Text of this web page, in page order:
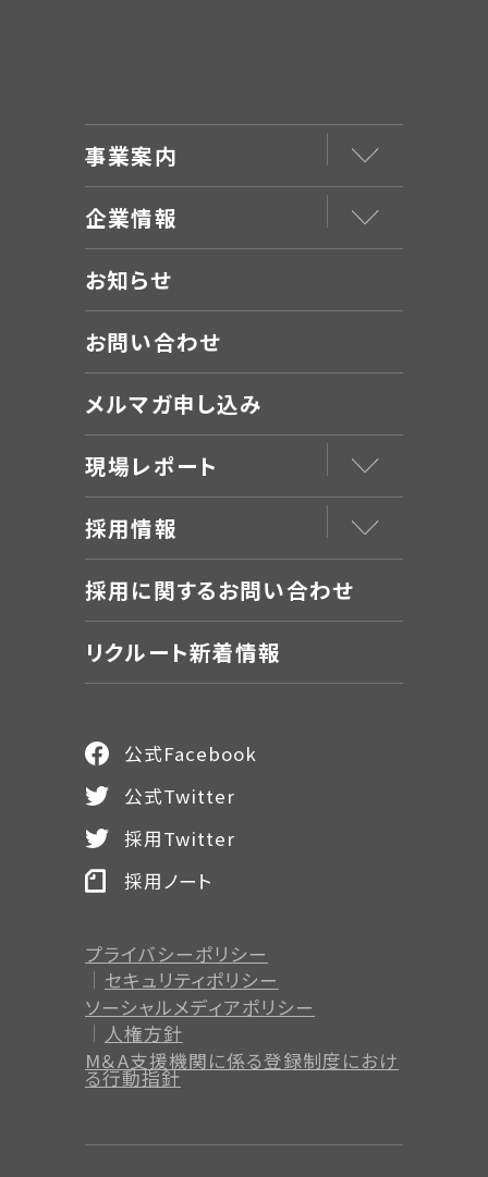
事業案内
企業情報
お知らせ
お問い合わせ
メルマガ申し込み
現場レポート
採用情報
採用に関するお問い合わせ
リクルート新着情報
プライバシーポリシー
セキュリティポリシー
ソーシャルメディアポリシー
人権方針
M＆A支援機関に係る登録制度におけ
る行動指針
公式Facebook
公式Twitter
採用Twitter
採用ノート